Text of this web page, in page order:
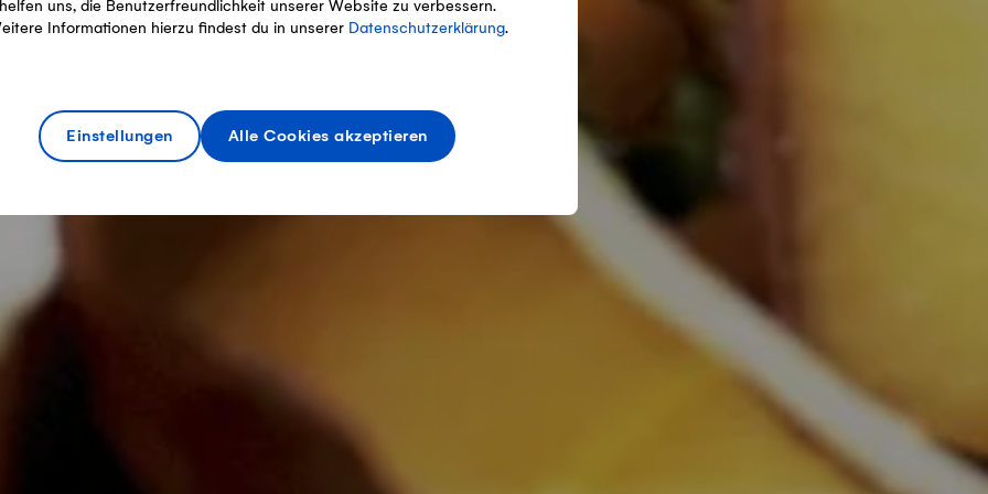
uns, die Benutzerfreundlichkeit unserer Website zu verbessern.
Informationen hierzu findest du in unserer Datenschutzerklärung.
Einstellungen Alle Cookies akzeptieren